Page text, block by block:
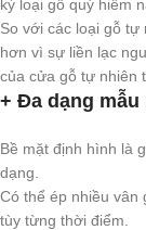
kỳ loại gỗ quý hiếm
So với các loại gỗ tự
hơn vì sự liền lạc
của cửa gỗ tự nhiên
+ Đa dạng mẫu
Bề mặt định hình là
dạng.
Có thể ép nhiều vân
tùy từng thời điểm.